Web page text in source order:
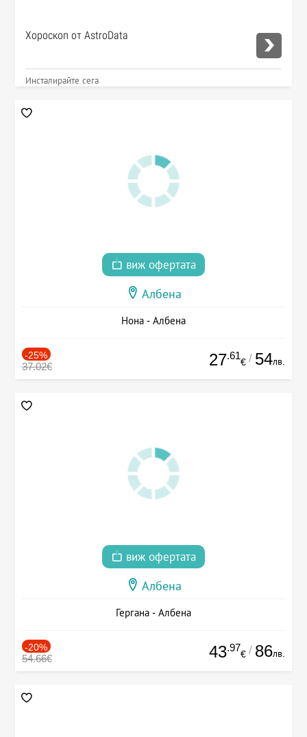
Хороскоп от AstroData
Инсталирайте сега
виж офертата
Албена
Нона - Албена
-25%
37.02€ 27.61
€ / 54лв.
виж офертата
Албена
Гергана - Албена
-20%
54.66€ 43.97
€ / 86лв.